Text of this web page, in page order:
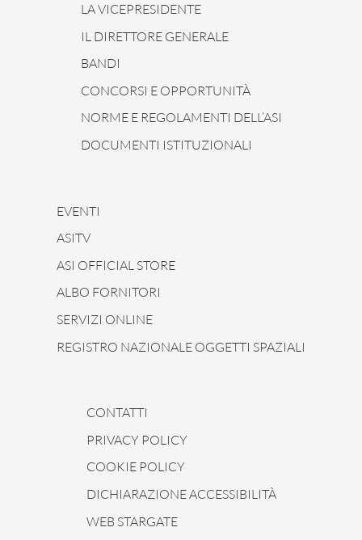
LA VICEPRESIDENTE
IL DIRETTORE GENERALE
BANDI
CONCORSI E OPPORTUNITÀ
NORME E REGOLAMENTI DELL’ASI
DOCUMENTI ISTITUZIONALI
EVENTI
ASITV
ASI OFFICIAL STORE
ALBO FORNITORI
SERVIZI ONLINE
REGISTRO NAZIONALE OGGETTI SPAZIALI
CONTATTI
PRIVACY POLICY
COOKIE POLICY
DICHIARAZIONE ACCESSIBILITÀ
WEB STARGATE